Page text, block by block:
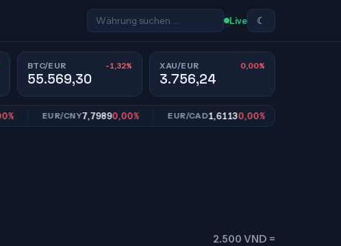
Live ☾
BTC/EUR -1,32%
55.569,30
XAU/EUR 0,00%
3.756,24
EUR/CNY7,79890,00% EUR/CAD1,61130,00%
2.500 VND =